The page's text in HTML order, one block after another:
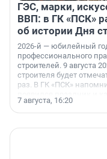
ГЭС, марки,
ВВП: в ГК «ПСК»
об истории Дня
2026-й — юбилейный
профессионального
строителей. 9 августа
строителя будет
раз. В ГК «ПСК»
поменялась роль
7 августа, 16:20